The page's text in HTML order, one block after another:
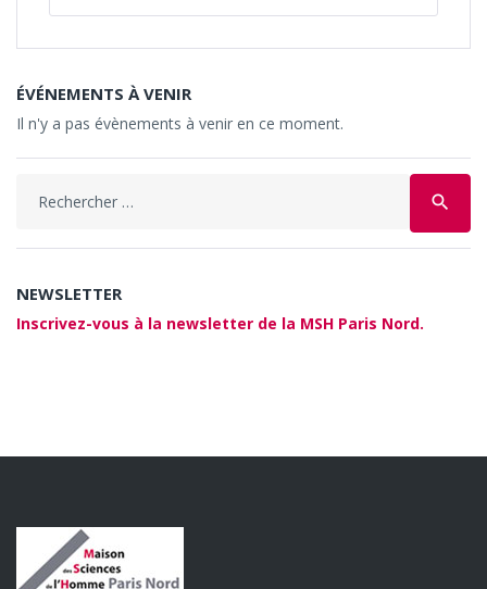
ÉVÉNEMENTS À VENIR
Il n'y a pas évènements à venir en ce moment.
search
NEWSLETTER
Inscrivez-vous à la newsletter de la MSH Paris Nord.